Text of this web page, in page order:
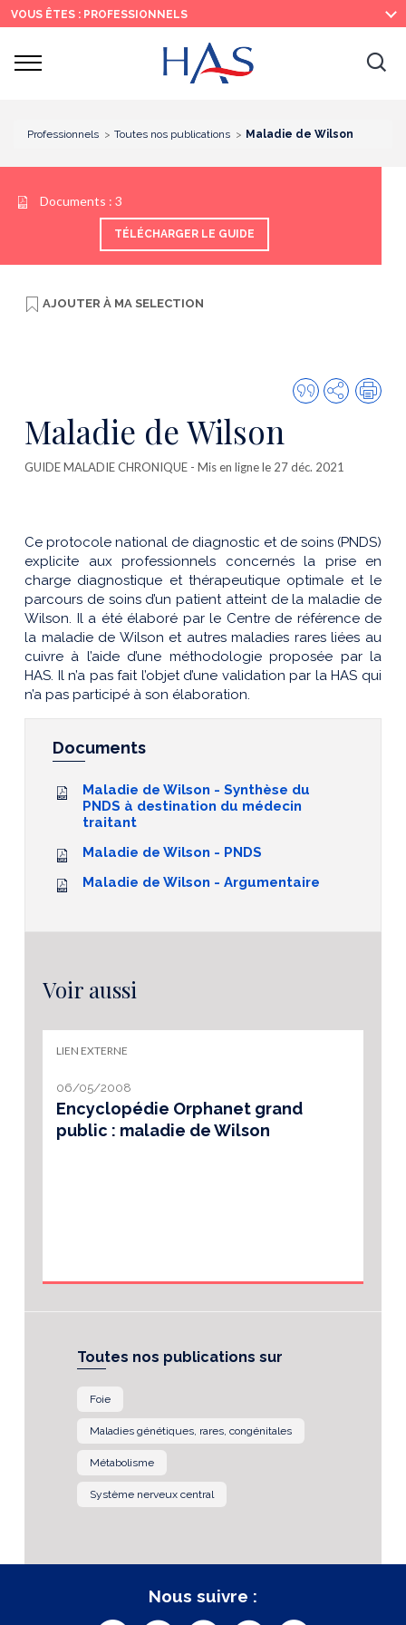
Recherche
Menu
principal
Contenu
principal
VOUS ÊTES : PROFESSIONNELS
Ouvrir
Professionnels Toutes nos publications Maladie de Wilson
Documents : 3
TÉLÉCHARGER LE GUIDE
AJOUTER À MA SELECTION
Citer
cette
Partager
Maladie de Wilson
GUIDE MALADIE CHRONIQUE - Mis en ligne le 27 déc. 2021
Ce protocole national de diagnostic et de soins (PNDS)
explicite aux professionnels concernés la prise en
charge diagnostique et thérapeutique optimale et le
parcours de soins d’un patient atteint de la maladie de
Wilson. Il a été élaboré par le Centre de référence de
la maladie de Wilson et autres maladies rares liées au
cuivre à l’aide d’une méthodologie proposée par la
HAS. Il n’a pas fait l’objet d’une validation par la HAS qui
n’a pas participé à son élaboration.
Documents
Maladie de Wilson - Synthèse du
PNDS à destination du médecin
traitant
Maladie de Wilson - PNDS
Maladie de Wilson - Argumentaire
Voir aussi
LIEN EXTERNE
06/05/2008
Encyclopédie Orphanet grand
public : maladie de Wilson
Toutes nos publications sur
Foie
Maladies génétiques, rares, congénitales
Métabolisme
Système nerveux central
Nous suivre :